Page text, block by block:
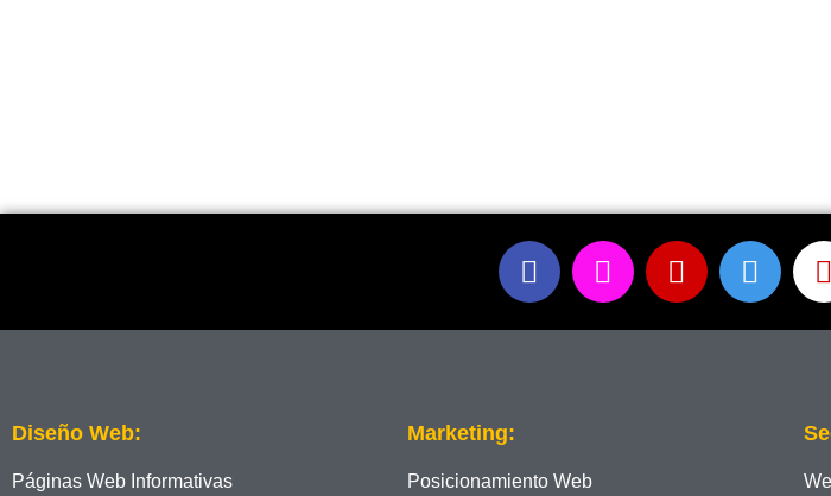
Diseño Web:
Páginas Web Informativas
Marketing:
Posicionamiento Web